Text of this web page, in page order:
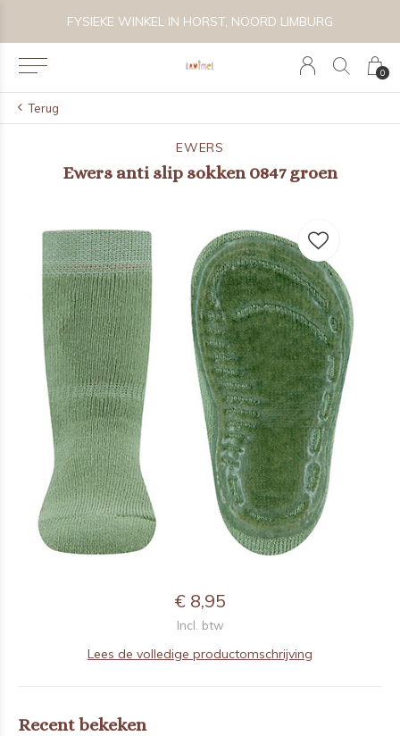
0
FYSIEKE WINKEL IN HORST, NOORD LIMBURG
Terug
EWERS
Ewers anti slip sokken 0847 groen
€ 8,95
Incl. btw
Lees de volledige productomschrijving
Recent bekeken